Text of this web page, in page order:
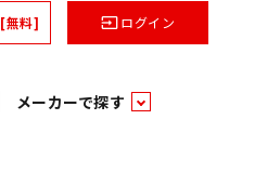
[無料] inputログイン
メーカーで探す